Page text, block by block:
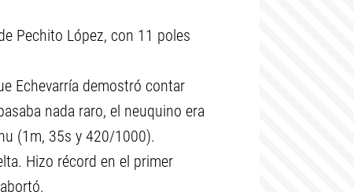
Pechito López, con 11 poles
Echevarría demostró contar
nada raro, el neuquino era
(1m, 35s y 420/1000).
Hizo récord en el primer